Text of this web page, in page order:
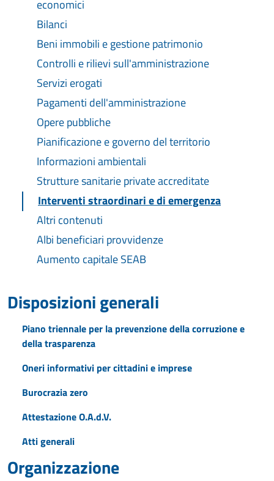
economici
Bilanci
Beni immobili e gestione patrimonio
Controlli e rilievi sull'amministrazione
Servizi erogati
Pagamenti dell'amministrazione
Opere pubbliche
Pianificazione e governo del territorio
Informazioni ambientali
Strutture sanitarie private accreditate
Interventi straordinari e di emergenza
Altri contenuti
Albi beneficiari provvidenze
Aumento capitale SEAB
Disposizioni generali
Piano triennale per la prevenzione della corruzione e
della trasparenza
Oneri informativi per cittadini e imprese
Burocrazia zero
Attestazione O.A.d.V.
Atti generali
Organizzazione